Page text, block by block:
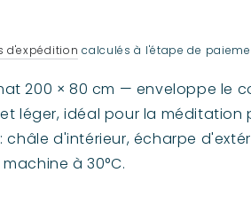
d'expédition calculés à l'étape de
200 × 80 cm — enveloppe le
léger, idéal pour la méditation
châle d'intérieur, écharpe
à 30°C.